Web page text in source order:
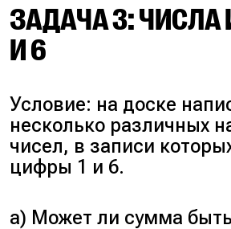
ЗАДАЧА 3: ЧИСЛА
И 6
Условие: на доске
несколько различных
чисел, в записи
цифры 1 и 6.
а) Может ли сумма